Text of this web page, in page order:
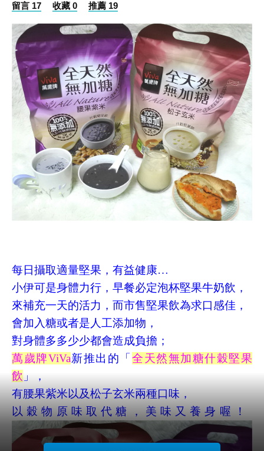
留言 17 收藏 0 推薦 19
每日攝取適量堅果，有益健康…
小伊可是身體力行，早餐必定泡杯堅果牛奶飲，
來補充一天的活力，而市售堅果飲為求口感佳，
會加入糖或者是人工添加物，
對身體多多少少都會造成負擔；
萬歲牌ViVa新推出的「全天然無加糖什穀堅果
飲 」，
有腰果紫米以及松子玄米兩種口味，
以穀物原味取代糖，美味又養身喔！